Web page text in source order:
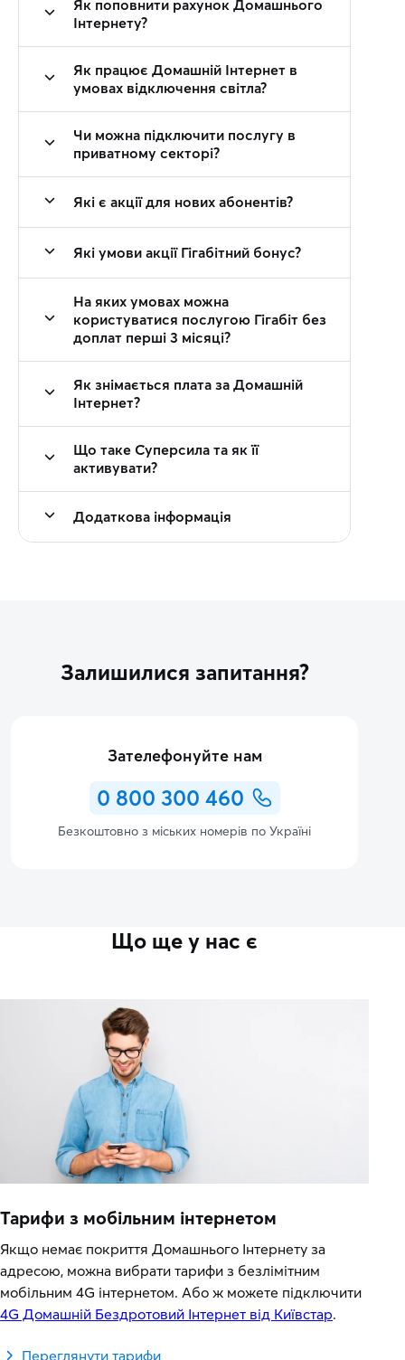
Як поповнити рахунок Домашнього
Інтернету?
Як працює Домашній Інтернет в
умовах відключення світла?
Чи можна підключити послугу в
приватному секторі?
Які є акції для нових абонентів?
Які умови акції Гігабітний бонус?
На яких умовах можна
користуватися послугою Гігабіт без
доплат перші 3 місяці?
Як знімається плата за Домашній
Інтернет?
Що таке Суперсила та як її
активувати?
Додаткова інформація
Залишилися запитання?
Зателефонуйте нам
0 800 300 460
Безкоштовно з міських номерів по Україні
Що ще у нас є
Тарифи з мобільним інтернетом
Якщо немає покриття Домашнього Інтернету за
адресою, можна вибрати тарифи з безлімітним
мобільним 4G інтернетом. Або ж можете підключити
4G Домашній Бездротовий Інтернет від Київстар.
Переглянути тарифи